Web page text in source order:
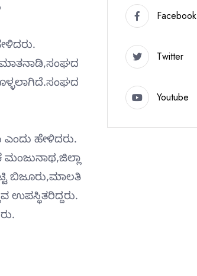
ಮಾತನಾಡಿ,ಸಂಘದ
ಎಂದು ಹೇಳಿದರು.
ಮಂಜುನಾಥ,ಜಿಲ್ಲಾ
ಬಿಜೂರು,ಮಾಲತಿ
ಉಪಸ್ಥಿತರಿದ್ದರು.
Facebook
Twitter
Youtube